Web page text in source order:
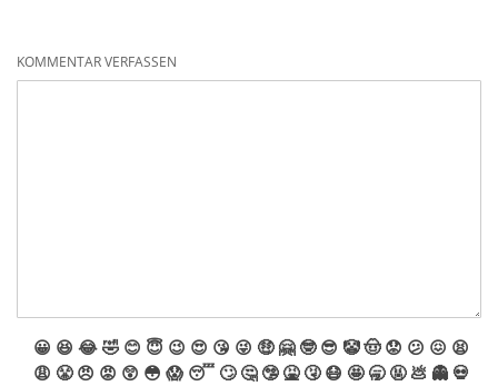
KOMMENTAR VERFASSEN
😀 😆 😂🤣 😊 😇 😉 😍 😘 😜 🤑 🤗 🤓 😎 🤡🤠 😟 😕 😖 😫
😩 😤 😠 😡 😲 😳 😱 😴 🙄 🤔 🤥 🤮 🤧 😷 🤩 🥱 🤬 💩 👻 💀